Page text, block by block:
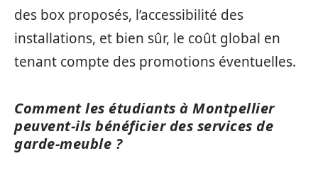
des box proposés, l’accessibilité des
installations, et bien sûr, le coût global en
tenant compte des promotions éventuelles.
Comment les étudiants à Montpellier
peuvent-ils bénéficier des services de
garde-meuble ?